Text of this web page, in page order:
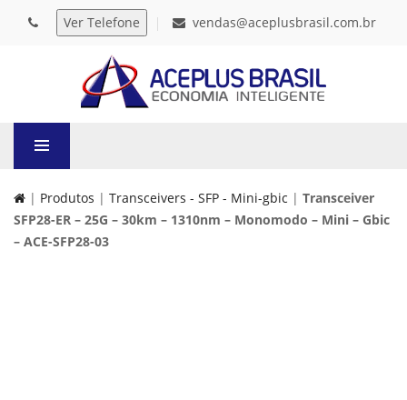
vendas@aceplusbrasil.com.br
| Produtos | Transceivers - SFP - Mini-gbic | Transceiver
SFP28-ER – 25G – 30km – 1310nm – Monomodo – Mini – Gbic
– ACE-SFP28-03